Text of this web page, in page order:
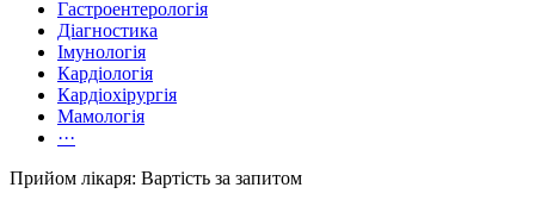
Гастроентерологія
Діагностика
Імунологія
Кардіологія
Кардіохірургія
Мамологія
···
Прийом лікаря: Вартість за запитом